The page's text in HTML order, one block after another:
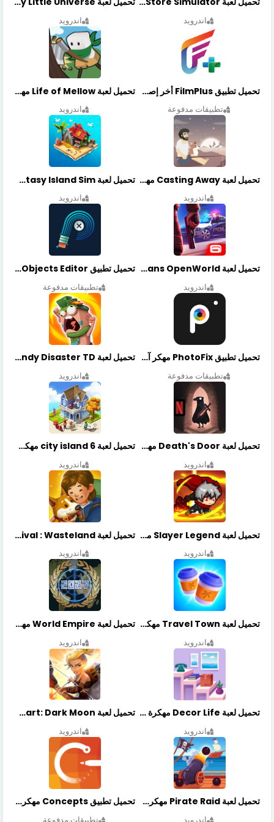
اندرويد اندرويد
تحميل تطبيق FilmPlus أخر إصدار
تطبيقات مدفوعة
تحميل لعبة Life of Mellow مهكرة أخر إصدار
اندرويد
تحميل لعبة Casting Away مهكرة أخر إصدار
اندرويد
تحميل لعبة Fantasy Island Sim مهكرة أخر إصدار
اندرويد
تحميل لعبة Gangstar New Orleans OpenWorld مهكرة أخر إصدار
اندرويد
تحميل تطبيق Retouch Remove Objects Editor مهكرة اخر إصدار
تطبيقات مدفوعة
تحميل تطبيق PhotoFix مهكر آخر إصدار
تطبيقات مدفوعة
تحميل لعبة Candy Disaster TD مهكرة اخر إصدار
اندرويد
تحميل لعبة Death's Door مهكرة أخر إصدار
اندرويد
تحميل لعبة city island 6 مهكرة أخر إصدار
اندرويد
تحميل لعبة Slayer Legend مهكرة أخر إصدار
اندرويد
تحميل لعبة Merge Survival : Wasteland مهكرة أخر إصدار
اندرويد
تحميل لعبة Travel Town مهكرة أخر إصدار
اندرويد
تحميل لعبة World Empire مهكرة أخر إصدار
اندرويد
تحميل لعبة Decor Life مهكرة أخر إصدار
اندرويد
تحميل لعبة Lionheart: Dark Moon مهكرة أخر إصدار
اندرويد
تحميل لعبة Pirate Raid مهكرة أخر إصدار تحميل تطبيق Concepts مهكر أخر إصدار